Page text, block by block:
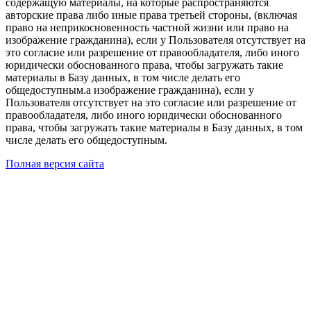
содержащую материалы, на которые распространяются
авторские права либо иные права третьей стороны, (включая
право на неприкосновенность частной жизни или право на
изображение гражданина), если у Пользователя отсутствует на
это согласие или разрешение от правообладателя, либо иного
юридически обоснованного права, чтобы загружать такие
материалы в Базу данных, в том числе делать его
общедоступным.а изображение гражданина), если у
Пользователя отсутствует на это согласие или разрешение от
правообладателя, либо иного юридически обоснованного
права, чтобы загружать такие материалы в Базу данных, в том
числе делать его общедоступным.
Полная версия сайта